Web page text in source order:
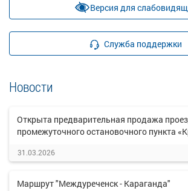
Версия для
Служба поддержки
Новости
Открыта предварительная продажа
промежуточного остановочного пункта
31.03.2026
Маршрут "Междуреченск - Караганда"